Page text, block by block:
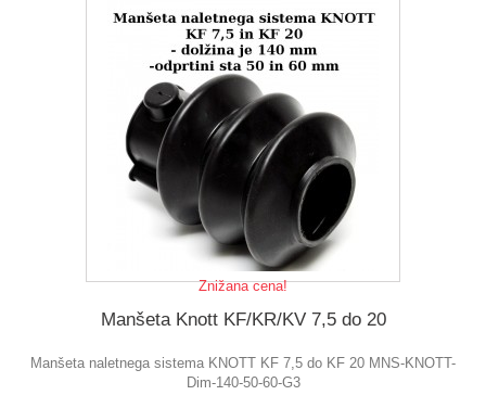
Znižana cena!
Manšeta Knott KF/KR/KV 7,5 do 20
Manšeta naletnega sistema KNOTT KF 7,5 do KF 20 MNS-KNOTT-
Dim-140-50-60-G3